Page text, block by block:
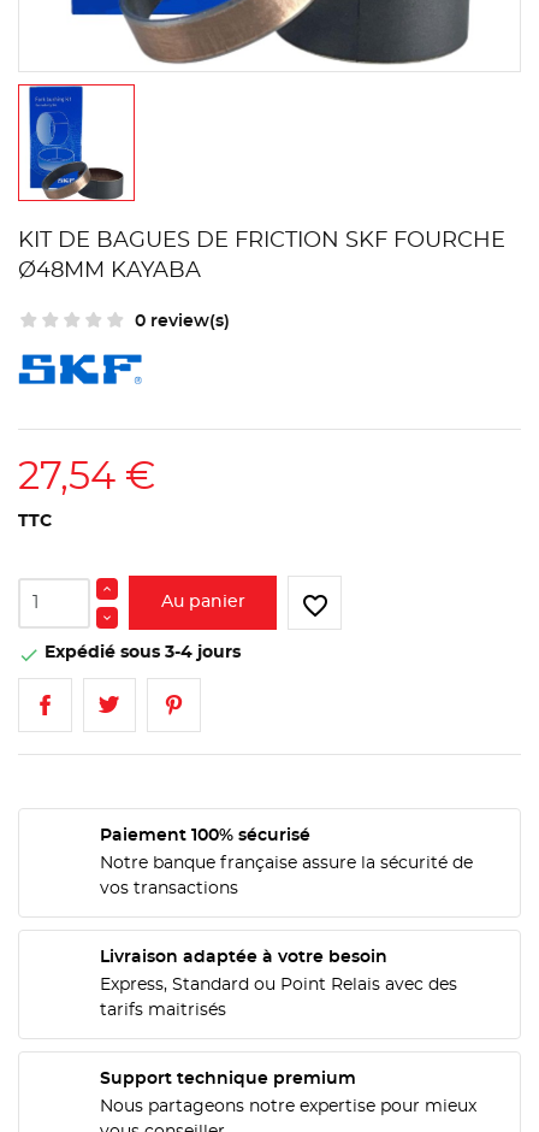
KIT DE BAGUES DE FRICTION SKF FOURCHE
Ø48MM KAYABA
0 review(s)
27,54 €
TTC
Au panier favorite_border
 Expédié sous 3-4 jours
Paiement 100% sécurisé
Notre banque française assure la sécurité de
vos transactions
Livraison adaptée à votre besoin
Express, Standard ou Point Relais avec des
tarifs maitrisés
Support technique premium
Nous partageons notre expertise pour mieux
MES LISTES
CRÉER UNE LISTE D'ENVIES
NOM DE LA LISTE D'ENVIES
CONNEXION
Vous devez être connecté pour ajouter des produits